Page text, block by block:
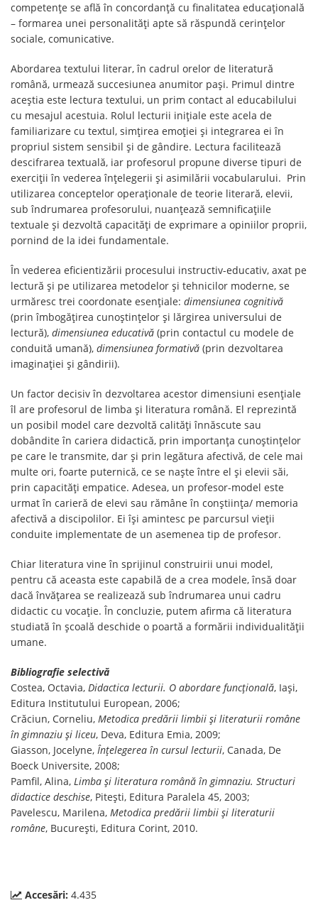
competențe se află în concordanță cu finalitatea educațională
– formarea unei personalități apte să răspundă cerințelor
sociale, comunicative.
Abordarea textului literar, în cadrul orelor de literatură
română, urmează succesiunea anumitor pași. Primul dintre
aceștia este lectura textului, un prim contact al educabilului
cu mesajul acestuia. Rolul lecturii inițiale este acela de
familiarizare cu textul, simțirea emoției și integrarea ei în
propriul sistem sensibil și de gândire. Lectura facilitează
descifrarea textuală, iar profesorul propune diverse tipuri de
exerciții în vederea înțelegerii și asimilării vocabularului. Prin
utilizarea conceptelor operaționale de teorie literară, elevii,
sub îndrumarea profesorului, nuanțează semnificațiile
textuale și dezvoltă capacități de exprimare a opiniilor proprii,
pornind de la idei fundamentale.
În vederea eficientizării procesului instructiv-educativ, axat pe
lectură și pe utilizarea metodelor și tehnicilor moderne, se
urmăresc trei coordonate esențiale: dimensiunea cognitivă
(prin îmbogățirea cunoștințelor și lărgirea universului de
lectură), dimensiunea educativă (prin contactul cu modele de
conduită umană), dimensiunea formativă (prin dezvoltarea
imaginației și gândirii).
Un factor decisiv în dezvoltarea acestor dimensiuni esențiale
îl are profesorul de limba și literatura română. El reprezintă
un posibil model care dezvoltă calități înnăscute sau
dobândite în cariera didactică, prin importanța cunoștințelor
pe care le transmite, dar și prin legătura afectivă, de cele mai
multe ori, foarte puternică, ce se naște între el și elevii săi,
prin capacități empatice. Adesea, un profesor-model este
urmat în carieră de elevi sau rămâne în conștiința/ memoria
afectivă a discipolilor. Ei își amintesc pe parcursul vieții
conduite implementate de un asemenea tip de profesor.
Chiar literatura vine în sprijinul construirii unui model,
pentru că aceasta este capabilă de a crea modele, însă doar
dacă învățarea se realizează sub îndrumarea unui cadru
didactic cu vocație. În concluzie, putem afirma că literatura
studiată în școală deschide o poartă a formării individualității
umane.
Bibliografie selectivă
Costea, Octavia, Didactica lecturii. O abordare funcțională, Iași,
Editura Institutului European, 2006;
Crăciun, Corneliu, Metodica predării limbii și literaturii române
în gimnaziu și liceu, Deva, Editura Emia, 2009;
Giasson, Jocelyne, Înțelegerea în cursul lecturii, Canada, De
Boeck Universite, 2008;
Pamfil, Alina, Limba și literatura română în gimnaziu. Structuri
didactice deschise, Pitești, Editura Paralela 45, 2003;
Pavelescu, Marilena, Metodica predării limbii și literaturii
române, București, Editura Corint, 2010.
Accesări: 4.435